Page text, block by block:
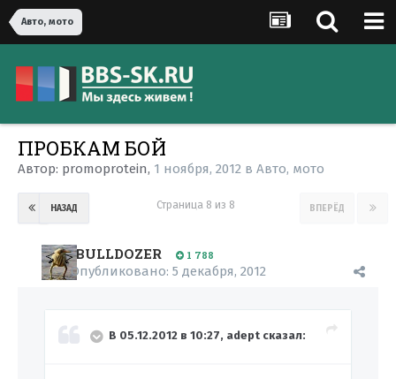
Авто, мото
ПРОБКАМ БОЙ
Автор: promoprotein, 1 ноября, 2012 в Авто, мото
НАЗАД ВПЕРЁД
Страница 8 из 8
BULLDOZER 1 788
Опубликовано: 5 декабря, 2012
В 05.12.2012 в 10:27, adept сказал: